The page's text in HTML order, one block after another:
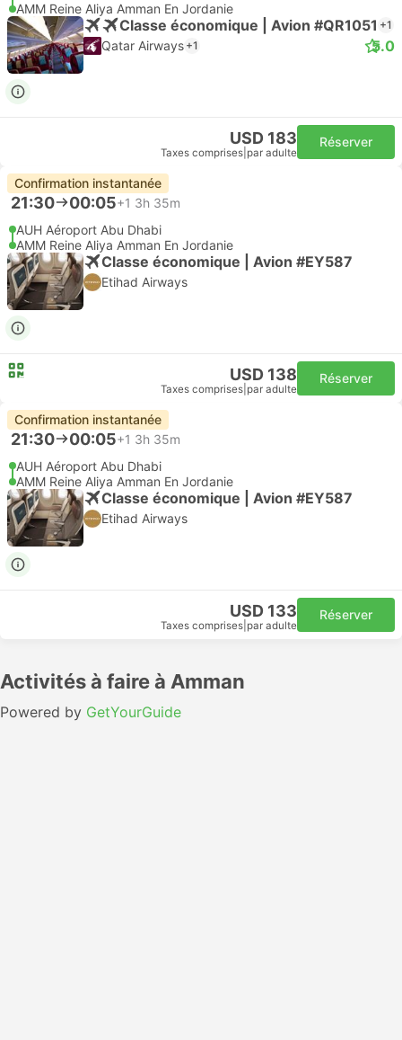
AMM Reine Aliya Amman En Jordanie
Classe économique | Avion #QR1051 +1
Qatar Airways +1 5.0
USD 183
Taxes comprises par adulte
Réserver
Confirmation instantanée
21:30 00:05+1 3h 35m
AUH Aéroport Abu Dhabi
AMM Reine Aliya Amman En Jordanie
Classe économique | Avion #EY587
Etihad Airways
USD 138
Taxes comprises par adulte
Réserver
Confirmation instantanée
21:30 00:05+1 3h 35m
AUH Aéroport Abu Dhabi
AMM Reine Aliya Amman En Jordanie
Classe économique | Avion #EY587
Etihad Airways
USD 133
Taxes comprises par adulte
Réserver
Activités à faire à Amman
Powered by GetYourGuide